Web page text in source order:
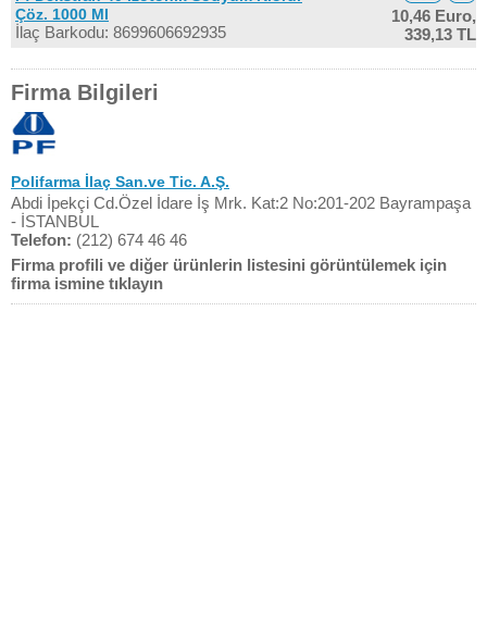
Çöz. 1000 Ml
İlaç Barkodu: 8699606692935
10,46 Euro,
339,13 TL
Firma Bilgileri
Polifarma İlaç San.ve Tic. A.Ş.
Abdi İpekçi Cd.Özel İdare İş Mrk. Kat:2 No:201-202 Bayrampaşa
- İSTANBUL
Telefon: (212) 674 46 46
Firma profili ve diğer ürünlerin listesini görüntülemek için
firma ismine tıklayın